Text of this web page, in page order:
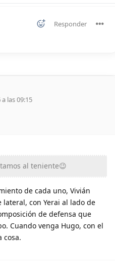
Responder
las 09:15
al teniente😉
de cada uno, Vivián
con Yerai al lado de
de defensa que
Cuando venga Hugo, con el
cosa.